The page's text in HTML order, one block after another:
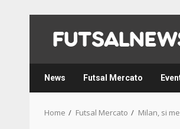
content
News Futsal Mercato
Home Futsal Mercato Milan, si